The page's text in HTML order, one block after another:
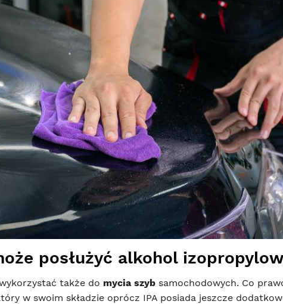
posłużyć alkohol
także do mycia szyb samochodowych. Co
w swoim składzie oprócz IPA posiada jeszcze